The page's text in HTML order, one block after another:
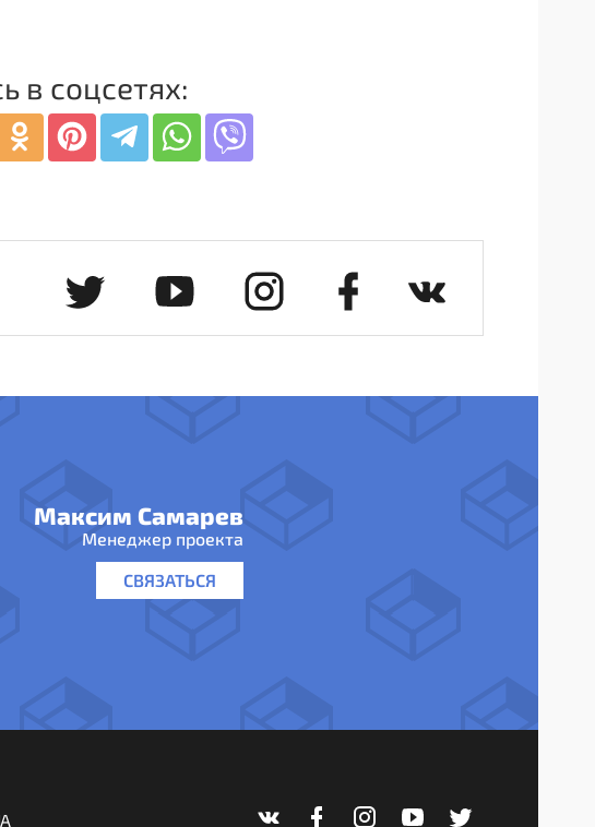
в соцсетях:
Максим Самарев
Менеджер проекта
СВЯЗАТЬСЯ